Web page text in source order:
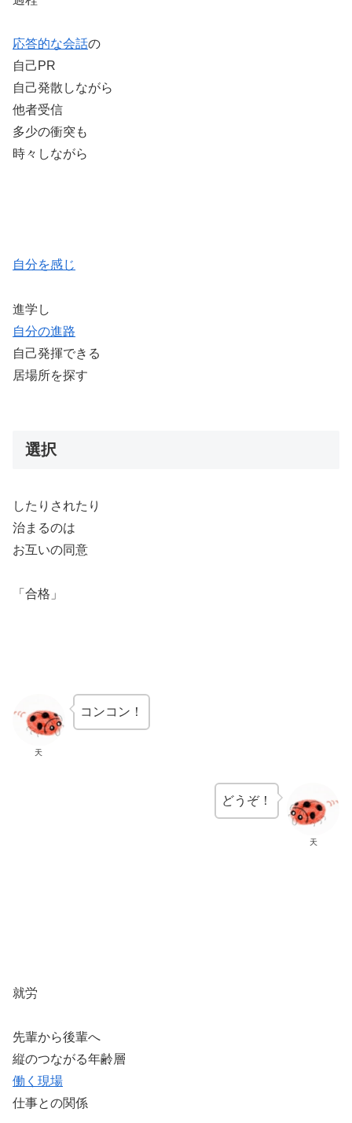
応答的な会話の
自己PR
自己発散しながら
他者受信
多少の衝突も
時々しながら
自分を感じ
進学し
自分の進路
自己発揮できる
居場所を探す
選択
したりされたり
治まるのは
お互いの同意
「合格」
天
コンコン！
天
どうぞ！
就労
先輩から後輩へ
縦のつながる年齢層
働く現場
仕事との関係